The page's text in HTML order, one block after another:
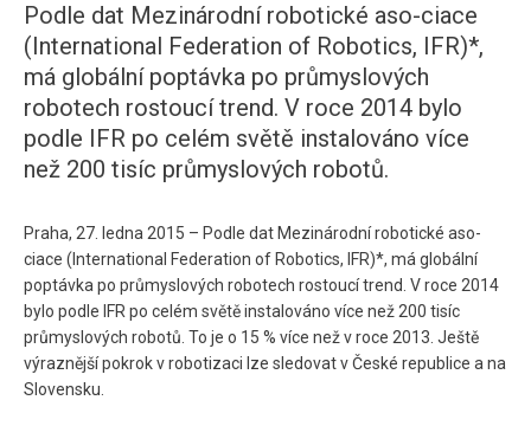
Podle dat Mezinárodní robotické aso-ciace
(International Federation of Robotics, IFR)*,
má globální poptávka po průmyslových
robotech rostoucí trend. V roce 2014 bylo
podle IFR po celém světě instalováno více
než 200 tisíc průmyslových robotů.
Praha, 27. ledna 2015 – Podle dat Mezinárodní robotické aso-
ciace (International Federation of Robotics, IFR)*, má globální
poptávka po průmyslových robotech rostoucí trend. V roce 2014
bylo podle IFR po celém světě instalováno více než 200 tisíc
průmyslových robotů. To je o 15 % více než v roce 2013. Ještě
výraznější pokrok v robotizaci lze sledovat v České republice a na
Slovensku.